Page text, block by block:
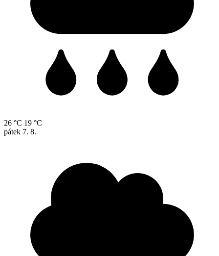
26 °C 19 °C
pátek 7. 8.